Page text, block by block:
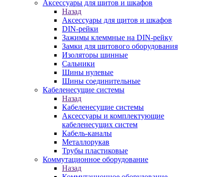
Аксессуары для щитов и шкафов
Назад
Аксессуары для щитов и шкафов
DIN-рейки
Зажимы клеммные на DIN-рейку
Замки для щитового оборудования
Изоляторы шинные
Сальники
Шины нулевые
Шины соединительные
Кабеленесущие системы
Назад
Кабеленесущие системы
Аксессуары и комплектующие
кабеленесущих систем
Кабель-каналы
Металлорукав
Трубы пластиковые
Коммутационное оборудование
Назад